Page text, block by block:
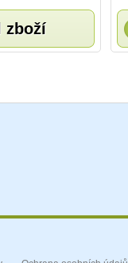
zboží